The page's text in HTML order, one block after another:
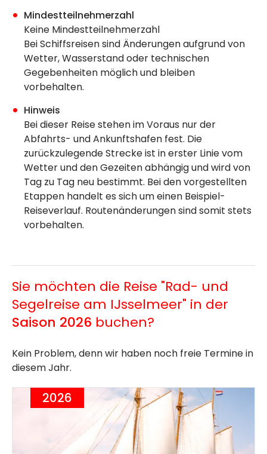
Mindestteilnehmerzahl
Keine Mindestteilnehmerzahl
Bei Schiffsreisen sind Änderungen aufgrund von
Wetter, Wasserstand oder technischen
Gegebenheiten möglich und bleiben
vorbehalten.
Hinweis
Bei dieser Reise stehen im Voraus nur der
Abfahrts- und Ankunftshafen fest. Die
zurückzulegende Strecke ist in erster Linie vom
Wetter und den Gezeiten abhängig und wird von
Tag zu Tag neu bestimmt. Bei den vorgestellten
Etappen handelt es sich um einen Beispiel-
Reiseverlauf. Routenänderungen sind somit stets
vorbehalten.
Sie möchten die Reise "Rad- und
Segelreise am IJsselmeer" in der
Saison 2026 buchen?
Kein Problem, denn wir haben noch freie Termine in
diesem Jahr.
2026